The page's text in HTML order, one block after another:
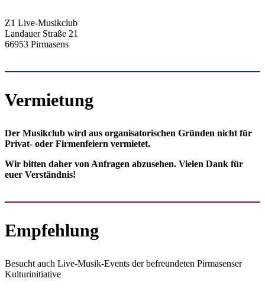
Z1 Live-Musikclub
Landauer Straße 21
66953 Pirmasens
Vermietung
Der Musikclub wird aus orga­nisa­torischen Gründen nicht für
Privat- oder Firmen­feiern vermietet.
Wir bitten daher von Anfragen abzusehen. Vielen Dank für
euer Verständnis!
Empfehlung
Besucht auch Live-Musik-Events der befreundeten Pirmasenser
Kulturinitiative